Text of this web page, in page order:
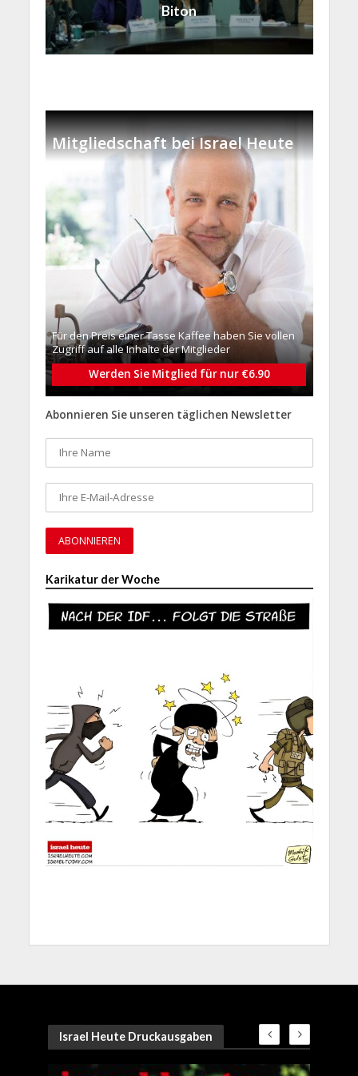
Biton
Mitgliedschaft bei Israel Heute
Für den Preis einer Tasse Kaffee haben Sie vollen
Zugriff auf alle Inhalte der Mitglieder
Werden Sie Mitglied für nur €6.90
Abonnieren Sie unseren täglichen Newsletter
Karikatur der Woche
Israel Heute Druckausgaben